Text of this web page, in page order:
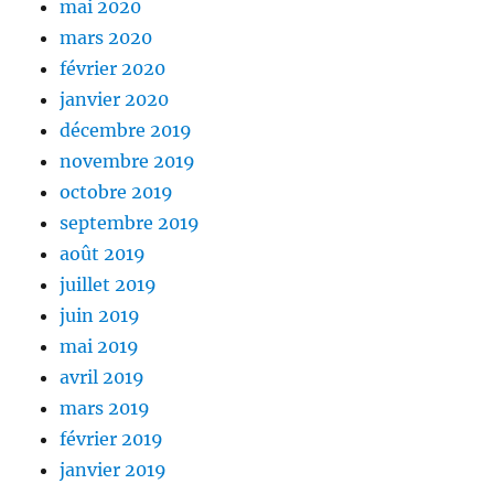
mai 2020
mars 2020
février 2020
janvier 2020
décembre 2019
novembre 2019
octobre 2019
septembre 2019
août 2019
juillet 2019
juin 2019
mai 2019
avril 2019
mars 2019
février 2019
janvier 2019